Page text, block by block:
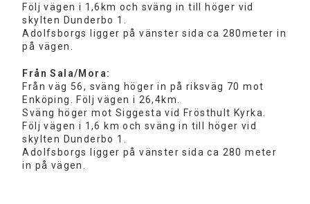
Följ vägen i 1,6km och sväng in till höger vid
skylten Dunderbo 1.
Adolfsborgs ligger på vänster sida ca 280meter in
på vägen.
Från Sala/Mora:
Från väg 56, sväng höger in på riksväg 70 mot
Enköping. Följ vägen i 26,4km.
Sväng höger mot Siggesta vid Frösthult Kyrka.
Följ vägen i 1,6 km och sväng in till höger vid
skylten Dunderbo 1.
Adolfsborgs ligger på vänster sida ca 280 meter
in på vägen.